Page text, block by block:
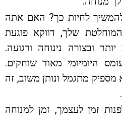
לחיות כך? האם אתה
שלך, דווקא פוגעת
ובצורה נינוחה ורגועה.
היומיומי מאוד שוחקים.
מתגמל ונותן משוב, זה
זמן לעצמך, זמן למנוחה